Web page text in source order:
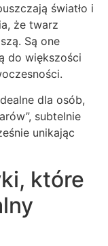
światło i
że twarz
Są one
do większości
dla osób,
subtelnie
unikając
które